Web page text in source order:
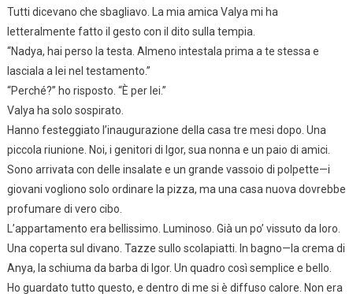
Tutti dicevano che sbagliavo. La mia amica Valya mi ha
letteralmente fatto il gesto con il dito sulla tempia.
“Nadya, hai perso la testa. Almeno intestala prima a te stessa e
lasciala a lei nel testamento.”
“Perché?” ho risposto. “È per lei.”
Valya ha solo sospirato.
Hanno festeggiato l’inaugurazione della casa tre mesi dopo. Una
piccola riunione. Noi, i genitori di Igor, sua nonna e un paio di amici.
Sono arrivata con delle insalate e un grande vassoio di polpette—i
giovani vogliono solo ordinare la pizza, ma una casa nuova dovrebbe
profumare di vero cibo.
L’appartamento era bellissimo. Luminoso. Già un po’ vissuto da loro.
Una coperta sul divano. Tazze sullo scolapiatti. In bagno—la crema di
Anya, la schiuma da barba di Igor. Un quadro così semplice e bello.
Ho guardato tutto questo, e dentro di me si è diffuso calore. Non era